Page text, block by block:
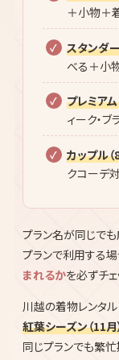
＋小物＋
スタンダ
べる＋小
プレミア
ィーク・
カップル
クコーデ
プラン名が同じで
プランで利用する
まれるかを必ずチェ
川越の着物レンタ
紅葉シーズン（11月
同じプランでも繁